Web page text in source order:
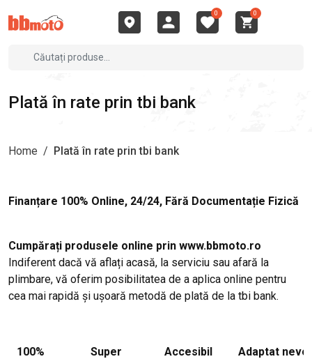
0 0
Plată în rate prin tbi bank
Home / Plată în rate prin tbi bank
Finanțare 100% Online, 24/24, Fără Documentație Fizică
Cumpărați produsele online prin www.bbmoto.ro
Indiferent dacă vă aflați acasă, la serviciu sau afară la
plimbare, vă oferim posibilitatea de a aplica online pentru
cea mai rapidă și ușoară metodă de plată de la tbi bank.
100%
Super
Accesibil
Adaptat